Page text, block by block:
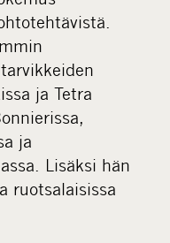
ja Tetra
ja
Lisäksi hän
ruotsalaisissa